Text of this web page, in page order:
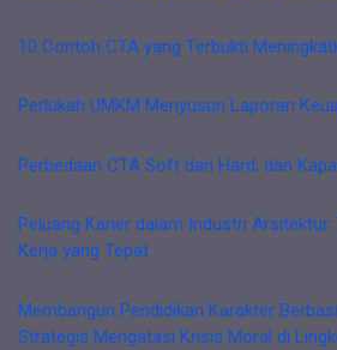
10 Contoh CTA yang Terbukti
Perlukah UMKM Menyusun Laporan
Perbedaan CTA Soft dan Hard, dan
Peluang Karier dalam Industri
Kerja yang Tepat
Membangun Pendidikan Karakter
Strategis Mengatasi Krisis Moral di